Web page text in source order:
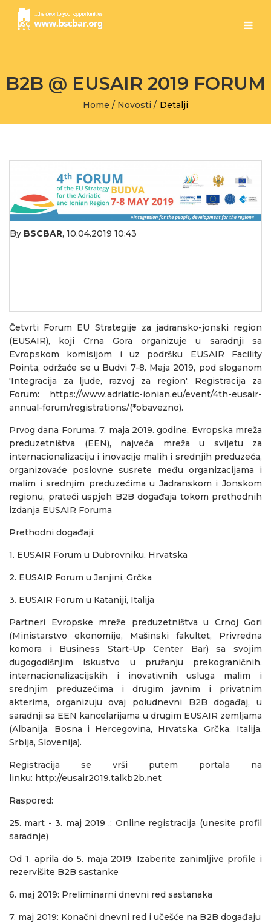
B2B @ EUSAIR 2019 FORUM
Home / Novosti / Detalji
By BSCBAR, 10.04.2019 10:43
Četvrti Forum EU Strategije za jadransko-jonski region
(EUSAIR), koji Crna Gora organizuje u saradnji sa
Evropskom komisijom i uz podršku EUSAIR Facility
Pointa, održaće se u Budvi 7-8. Maja 2019, pod sloganom
'Integracija za ljude, razvoj za region'. Registracija za
Forum: https://www.adriatic-ionian.eu/event/4th-eusair-
annual-forum/registrations/(*obavezno).
Prvog dana Foruma, 7. maja 2019. godine, Evropska mreža
preduzetništva (EEN), najveća mreža u svijetu za
internacionalizaciju i inovacije malih i srednjih preduzeća,
organizovaće poslovne susrete među organizacijama i
malim i srednjim preduzećima u Jadranskom i Jonskom
regionu, prateći uspjeh B2B događaja tokom prethodnih
izdanja EUSAIR Foruma
Prethodni događaji:
1. EUSAIR Forum u Dubrovniku, Hrvatska
2. EUSAIR Forum u Janjini, Grčka
3. EUSAIR Forum u Kataniji, Italija
Partneri Evropske mreže preduzetništva u Crnoj Gori
(Ministarstvo ekonomije, Mašinski fakultet, Privredna
komora i Business Start-Up Center Bar) sa svojim
dugogodišnjim iskustvo u pružanju prekograničnih,
internacionalizacijskih i inovativnih usluga malim i
srednjim preduzećima i drugim javnim i privatnim
akterima, organizuju ovaj poludnevni B2B događaj, u
saradnji sa EEN kancelarijama u drugim EUSAIR zemljama
(Albanija, Bosna i Hercegovina, Hrvatska, Grčka, Italija,
Srbija, Slovenija).
Registracija se vrši putem portala na
linku: http://eusair2019.talkb2b.net
Raspored:
25. mart - 3. maj 2019 .: Online registracija (unesite profil
saradnje)
Od 1. aprila do 5. maja 2019: Izaberite zanimljive profile i
rezervišite B2B sastanke
6. maj 2019: Preliminarni dnevni red sastanaka
7. maj 2019: Konačni dnevni red i učešće na B2B događaju